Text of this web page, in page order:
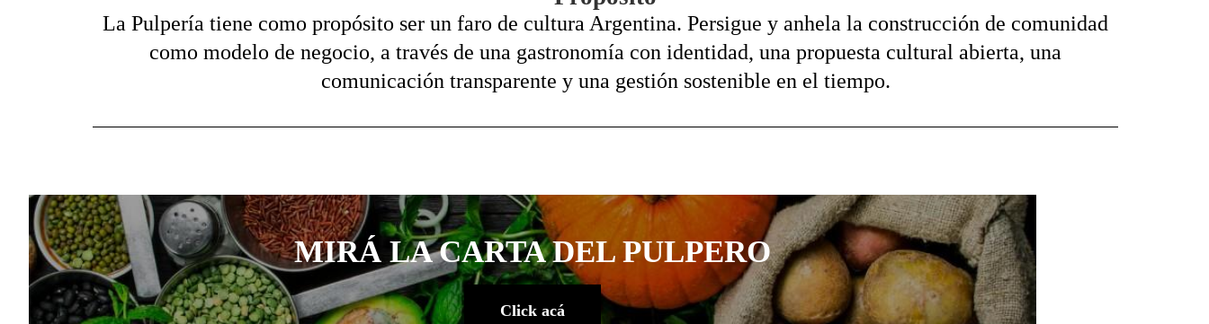
La Pulpería tiene como propósito ser un faro de cultura Argentina. Persigue y anhela la construcción de comunidad
como modelo de negocio, a través de una gastronomía con identidad, una propuesta cultural abierta, una
comunicación transparente y una gestión sostenible en el tiempo.
MIRÁ LA CARTA DEL PULPERO
Click acá